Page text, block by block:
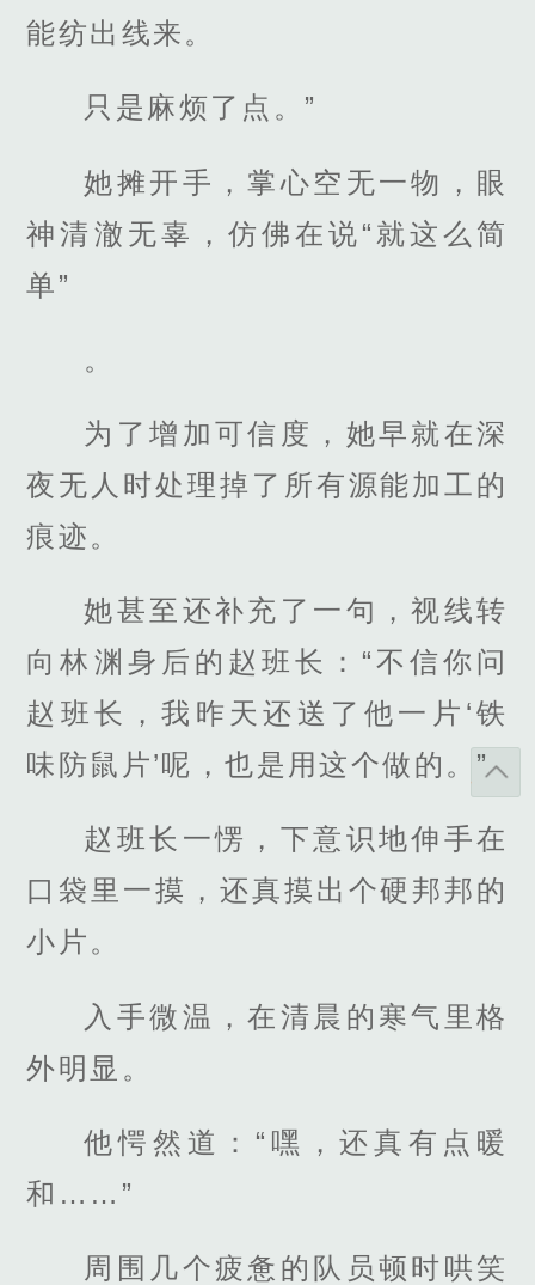
能纺出线来。
只是麻烦了点。”
她摊开手，掌心空无一物，眼
神清澈无辜，仿佛在说“就这么简
单”
。
为了增加可信度，她早就在深
夜无人时处理掉了所有源能加工的
痕迹。
她甚至还补充了一句，视线转
向林渊身后的赵班长：“不信你问
赵班长，我昨天还送了他一片‘铁
味防鼠片’呢，也是用这个做的。”
赵班长一愣，下意识地伸手在
口袋里一摸，还真摸出个硬邦邦的
小片。
入手微温，在清晨的寒气里格
外明显。
他愕然道：“嘿，还真有点暖
和……”
周围几个疲惫的队员顿时哄笑